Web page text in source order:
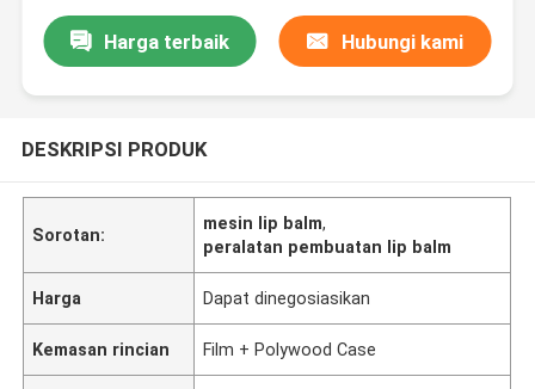
Harga terbaik Hubungi kami
DESKRIPSI PRODUK
Sorotan:
mesin lip balm,
peralatan pembuatan lip balm
Harga Dapat dinegosiasikan
Kemasan rincian Film + Polywood Case